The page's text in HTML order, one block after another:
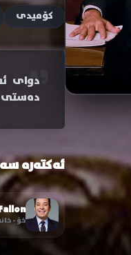
کۆمیدی
دوای
دەستی خستە ناو
ئەکتەرە
خۆ -